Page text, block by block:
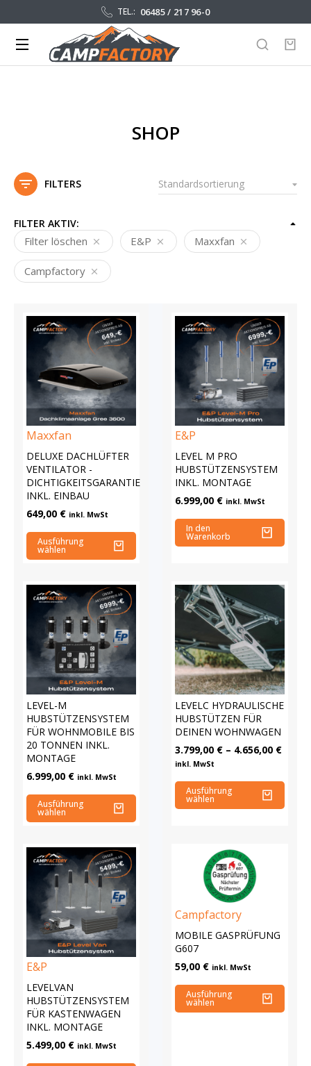
TEL.: 06485 / 217 96-0
SHOP
FILTERS
FILTER AKTIV:
Filter löschen E&P Maxxfan
Campfactory
Maxxfan
DELUXE DACHLÜFTER
VENTILATOR -
DICHTIGKEITSGARANTIE
INKL. EINBAU
649,00 € inkl. MwSt
Ausführung
wählen
E&P
LEVEL M PRO
HUBSTÜTZENSYSTEM
INKL. MONTAGE
6.999,00 € inkl. MwSt
In den
Warenkorb
LEVEL-M
HUBSTÜTZENSYSTEM
FÜR WOHNMOBILE BIS
20 TONNEN INKL.
MONTAGE
6.999,00 € inkl. MwSt
Ausführung
wählen
LEVELC HYDRAULISCHE
HUBSTÜTZEN FÜR
DEINEN WOHNWAGEN
3.799,00 € – 4.656,00 €
inkl. MwSt
Ausführung
wählen
E&P
LEVELVAN
HUBSTÜTZENSYSTEM
FÜR KASTENWAGEN
INKL. MONTAGE
5.499,00 € inkl. MwSt
Campfactory
MOBILE GASPRÜFUNG
G607
59,00 € inkl. MwSt
Ausführung
wählen